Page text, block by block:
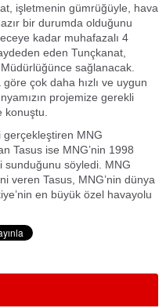
işletmenin gümrüğüyle, hava
bir durumda olduğunu
kadar muhafazalı 4
eden Tunçkanat,
sağlanacak.
çok daha hızlı ve uygun
projemize gerekli
konuştu.
gerçekleştiren MNG
Tasus ise MNG’nin 1998
sunduğunu söyledi. MNG
veren Tasus, MNG’nin dünya
en büyük özel havayolu